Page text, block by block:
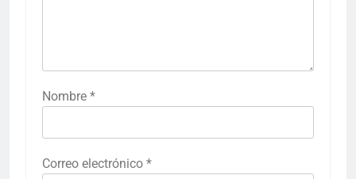
Nombre *
Correo electrónico *